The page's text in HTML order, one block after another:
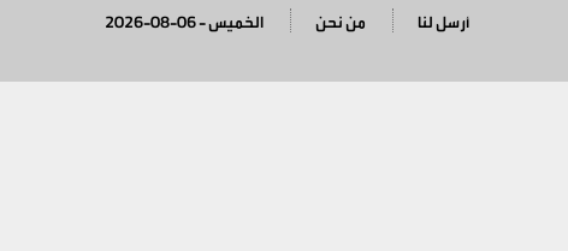
2026-08-06 - الخميس من نحن أرسل لنا